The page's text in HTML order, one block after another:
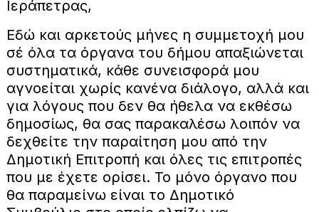
Ιεράπετρας,
Εδώ και αρκετούς μήνες η συμμετοχή μου
σέ όλα τα όργανα του δήμου απαξιώνεται
συστηματικά, κάθε συνεισφορά μου
αγνοείται χωρίς κανένα διάλογο, αλλά και
για λόγους που δεν θα ήθελα να εκθέσω
δημοσίως, θα σας παρακαλέσω λοιπόν να
δεχθείτε την παραίτηση μου από την
Δημοτική Επιτροπή και όλες τις επιτροπές
που με έχετε ορίσει. Το μόνο όργανο που
θα παραμείνω είναι το Δημοτικό